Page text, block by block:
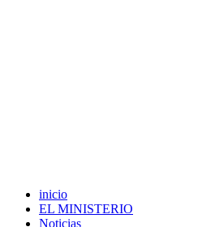
inicio
EL MINISTERIO
Noticias